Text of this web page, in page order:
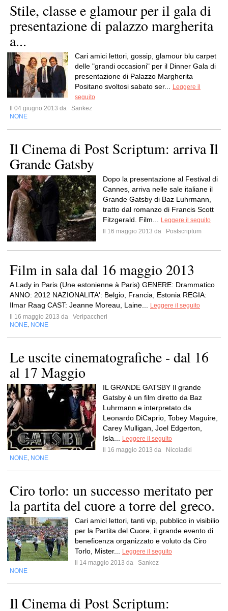
Stile, classe e glamour per il gala di
presentazione di palazzo margherita
a...
Cari amici lettori, gossip, glamour blu carpet
delle "grandi occasioni" per il Dinner Gala di
presentazione di Palazzo Margherita
Positano svoltosi sabato ser...
Leggere il
seguito
Il 04 giugno 2013 da
Sankez
NONE
Il Cinema di Post Scriptum: arriva Il
Grande Gatsby
Dopo la presentazione al Festival di
Cannes, arriva nelle sale italiane il
Grande Gatsby di Baz Luhrmann,
tratto dal romanzo di Francis Scott
Fitzgerald. Film...
Leggere il seguito
Il 16 maggio 2013 da
Postscriptum
Film in sala dal 16 maggio 2013
A Lady in Paris (Une estonienne à Paris) GENERE: Drammatico
ANNO: 2012 NAZIONALITA': Belgio, Francia, Estonia REGIA:
Ilmar Raag CAST: Jeanne Moreau, Laine...
Leggere il seguito
Il 16 maggio 2013 da
Veripaccheri
NONE NONE
Le uscite cinematografiche - dal 16
al 17 Maggio
IL GRANDE GATSBY Il grande
Gatsby è un film diretto da Baz
Luhrmann e interpretato da
Leonardo DiCaprio, Tobey Maguire,
Carey Mulligan, Joel Edgerton,
Isla...
Leggere il seguito
Il 16 maggio 2013 da
Nicoladki
NONE NONE
Ciro torlo: un successo meritato per
la partita del cuore a torre del greco.
Cari amici lettori, tanti vip, pubblico in visibilio
per la Partita del Cuore, il grande evento di
beneficenza organizzato e voluto da Ciro
Torlo, Mister...
Leggere il seguito
Il 14 maggio 2013 da
Sankez
NONE
Il Cinema di Post Scriptum: